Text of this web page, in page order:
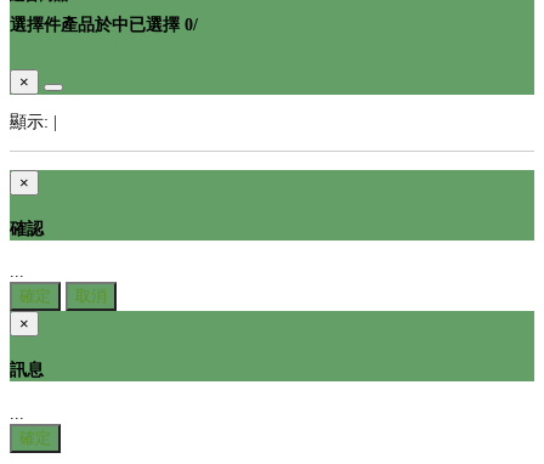
選擇件產品於中已選擇 0/
×
顯示:
×
確認
...
確定
取消
×
訊息
確定